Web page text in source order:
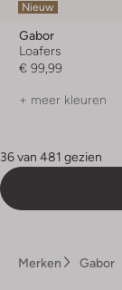
Nieuw
Gabor
Loafers
€ 99,99
+ meer kleuren
36 van 481 gezien
Merken Gabor